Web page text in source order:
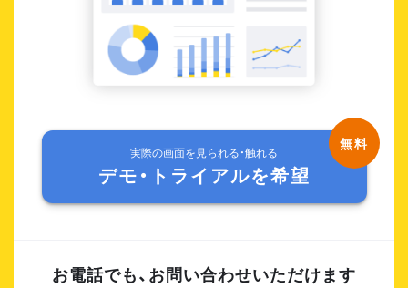
実際の画面を見られる・触れる
デモ・トライアルを希望
お電話でも、お問い合わせいただけます